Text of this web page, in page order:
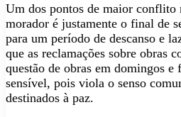
Um dos pontos de maior conflito
morador é justamente o final de
para um período de descanso e
que as reclamações sobre obras
questão de obras em domingos
sensível, pois viola o senso
destinados à paz.